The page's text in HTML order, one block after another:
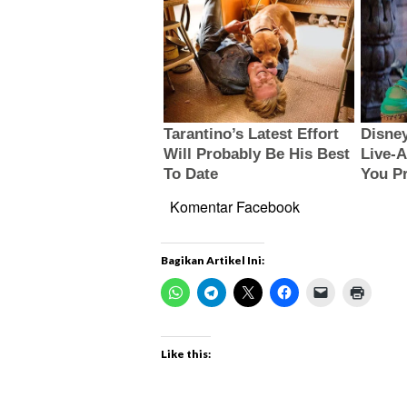
Komentar Facebook
Bagikan Artikel Ini:
Like this: